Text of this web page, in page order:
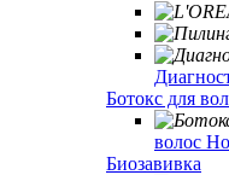
Ботокс для
волос
Биозавивка